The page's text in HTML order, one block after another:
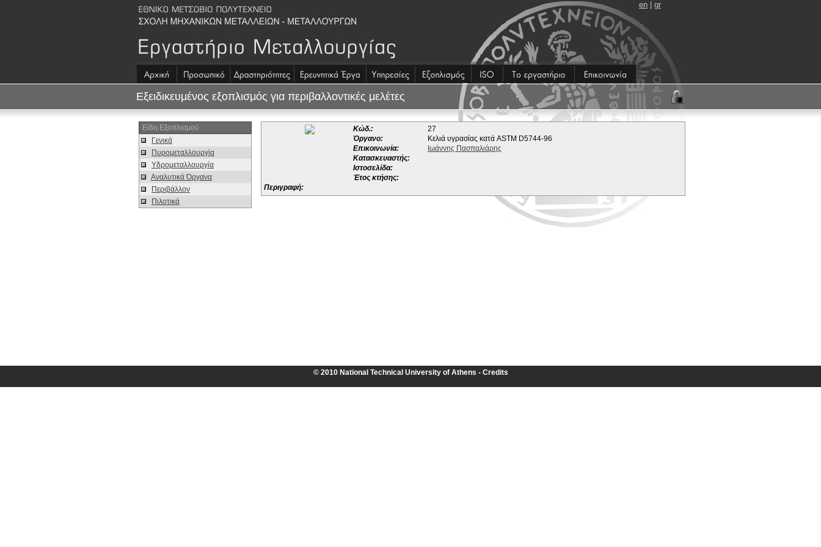
en gr
Εξειδικευμένος εξοπλισμός για περιβαλλοντικές μελέτες
Είδη Εξοπλισμού
Γενικά
Πυρομεταλλουργία
Υδρομεταλλουργία
Αναλυτικά Όργανα
Περιβάλλον
Πιλοτικά
Κώδ.:
27
Όργανο:
Κελιά υγρασίας κατά ASTM D5744-96
Επικοινωνία:
Ιωάννης Πασπαλιάρης
Κατασκευαστής:
Ιστοσελίδα:
Έτος κτήσης:
Περιγραφή:
© 2010 National Technical University of Athens - Credits